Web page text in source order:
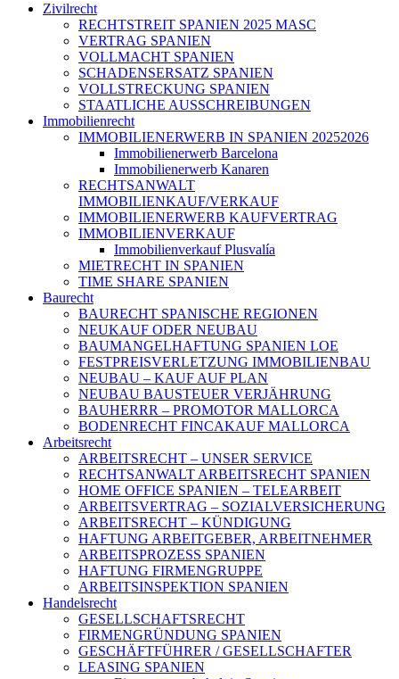
Zivilrecht
RECHTSTREIT SPANIEN 2025 MASC
VERTRAG SPANIEN
VOLLMACHT SPANIEN
SCHADENSERSATZ SPANIEN
VOLLSTRECKUNG SPANIEN
STAATLICHE AUSSCHREIBUNGEN
Immobilienrecht
IMMOBILIENERWERB IN SPANIEN 20252026
Immobilienerwerb Barcelona
Immobilienerwerb Kanaren
RECHTSANWALT
IMMOBILIENKAUF/VERKAUF
IMMOBILIENERWERB KAUFVERTRAG
IMMOBILIENVERKAUF
Immobilienverkauf Plusvalía
MIETRECHT IN SPANIEN
TIME SHARE SPANIEN
Baurecht
BAURECHT SPANISCHE REGIONEN
NEUKAUF ODER NEUBAU
BAUMANGELHAFTUNG SPANIEN LOE
FESTPREISVERLETZUNG IMMOBILIENBAU
NEUBAU – KAUF AUF PLAN
NEUBAU BAUSTEUER VERJÄHRUNG
BAUHERRR – PROMOTOR MALLORCA
BODENRECHT FINCAKAUF MALLORCA
Arbeitsrecht
ARBEITSRECHT – UNSER SERVICE
RECHTSANWALT ARBEITSRECHT SPANIEN
HOME OFFICE SPANIEN – TELEARBEIT
ARBEITSVERTRAG – SOZIALVERSICHERUNG
ARBEITSRECHT – KÜNDIGUNG
HAFTUNG ARBEITGEBER, ARBEITNEHMER
ARBEITSPROZESS SPANIEN
HAFTUNG FIRMENGRUPPE
ARBEITSINSPEKTION SPANIEN
Handelsrecht
GESELLSCHAFTSRECHT
FIRMENGRÜNDUNG SPANIEN
GESCHÄFTFÜHRER / GESELLSCHAFTER
LEASING SPANIEN